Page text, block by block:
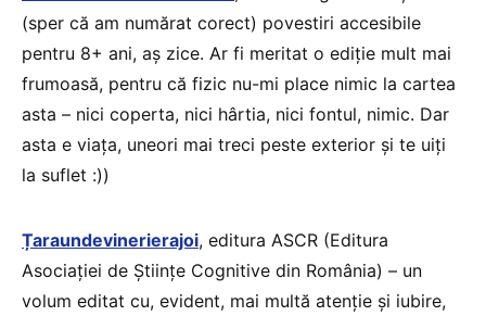
(sper că am numărat corect) povestiri accesibile
pentru 8+ ani, aș zice. Ar fi meritat o ediție mult mai
frumoasă, pentru că fizic nu-mi place nimic la cartea
asta – nici coperta, nici hârtia, nici fontul, nimic. Dar
asta e viața, uneori mai treci peste exterior și te uiți
la suflet :))
Țaraundevinerierajoi, editura ASCR (Editura
Asociației de Științe Cognitive din România) – un
volum editat cu, evident, mai multă atenție și iubire,